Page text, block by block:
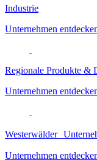
Industrie
Unternehmen
Regionale Produkte &
Unternehmen
Westerwälder
Unternehmen